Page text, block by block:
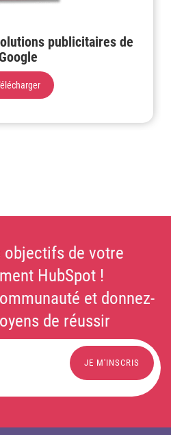
publicitaires de
Google
objectifs de votre
HubSpot !
et donnez-
de réussir